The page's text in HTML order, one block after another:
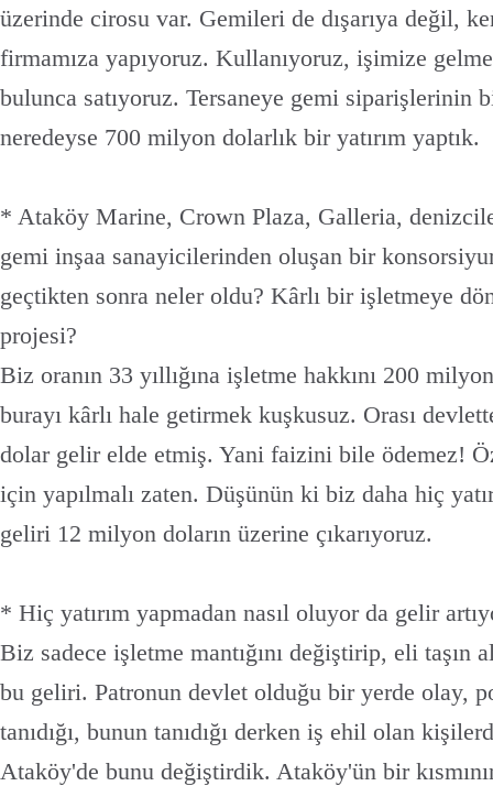
üzerinde cirosu var. Gemileri de dışarıya değil,
firmamıza yapıyoruz. Kullanıyoruz, işimize
bulunca satıyoruz. Tersaneye gemi siparişlerinin
neredeyse 700 milyon dolarlık bir yatırım yaptık.
* Ataköy Marine, Crown Plaza, Galleria,
gemi inşaa sanayicilerinden oluşan bir
geçtikten sonra neler oldu? Kârlı bir işletmeye
projesi?
Biz oranın 33 yıllığına işletme hakkını 200
burayı kârlı hale getirmek kuşkusuz. Orası
dolar gelir elde etmiş. Yani faizini bile ödemez!
için yapılmalı zaten. Düşünün ki biz daha hiç
geliri 12 milyon doların üzerine çıkarıyoruz.
* Hiç yatırım yapmadan nasıl oluyor da gelir
Biz sadece işletme mantığını değiştirip, eli taşın
bu geliri. Patronun devlet olduğu bir yerde olay,
tanıdığı, bunun tanıdığı derken iş ehil olan
Ataköy'de bunu değiştirdik. Ataköy'ün bir